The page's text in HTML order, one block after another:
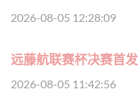
2026-08-05 12:28:09
远藤航联赛杯决赛首
2026-08-05 11:42:56